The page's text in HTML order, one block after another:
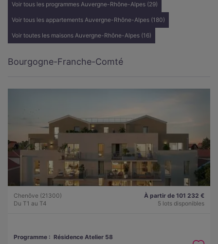
Voir tous les programmes Auvergne-Rhône-Alpes (29)
Voir tous les appartements Auvergne-Rhône-Alpes (180)
Voir toutes les maisons Auvergne-Rhône-Alpes (16)
Bourgogne-Franche-Comté
Chenôve (21300)
Du T1 au T4
À partir de 101 232 €
5 lots disponibles
Programme : Résidence Atelier 58